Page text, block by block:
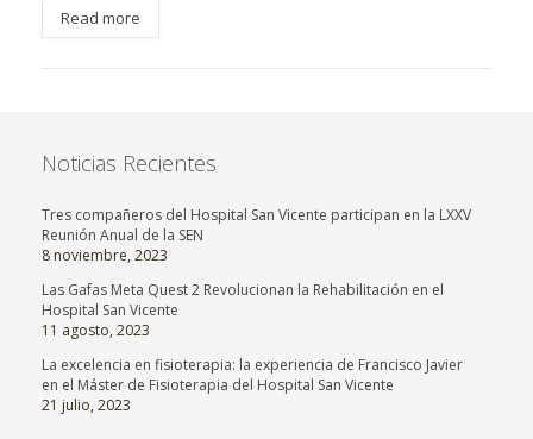
Read more
Noticias Recientes
Tres compañeros del Hospital San Vicente participan en la LXXV
Reunión Anual de la SEN
8 noviembre, 2023
Las Gafas Meta Quest 2 Revolucionan la Rehabilitación en el
Hospital San Vicente
11 agosto, 2023
La excelencia en fisioterapia: la experiencia de Francisco Javier
en el Máster de Fisioterapia del Hospital San Vicente
21 julio, 2023